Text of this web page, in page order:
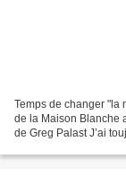
Temps de changer "la
de la Maison Blanche
de Greg Palast J’ai